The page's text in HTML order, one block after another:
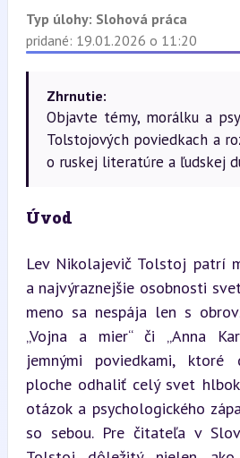
Typ úlohy: Slohová práca
pridané: 19.01.2026 o 11:20
Zhrnutie:
Objavte témy, morálku a
Tolstojových poviedkach a
o ruskej literatúre a ľudskej
Úvod
Lev Nikolajevič Tolstoj patrí
a najvýraznejšie osobnosti
meno sa nespája len s
„Vojna a mier“ či „Anna
jemnými poviedkami,
ploche odhaliť celý svet
otázok a psychologického
so sebou. Pre čitateľa v